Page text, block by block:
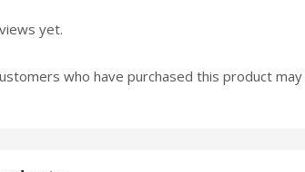
yet.
who have purchased this product